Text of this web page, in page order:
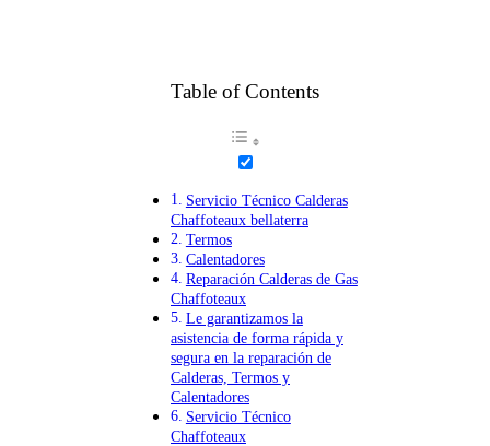
Table of Contents
Servicio Técnico Calderas
Chaffoteaux bellaterra
Termos
Calentadores
Reparación Calderas de Gas
Chaffoteaux
Le garantizamos la
asistencia de forma rápida y
segura en la reparación de
Calderas, Termos y
Calentadores
Servicio Técnico
Chaffoteaux